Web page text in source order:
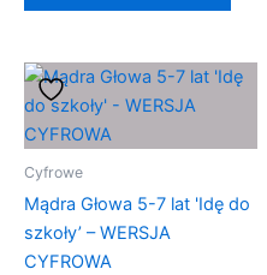
Cyfrowe
Mądra Głowa 5-7 lat 'Idę do
szkoły’ – WERSJA
CYFROWA